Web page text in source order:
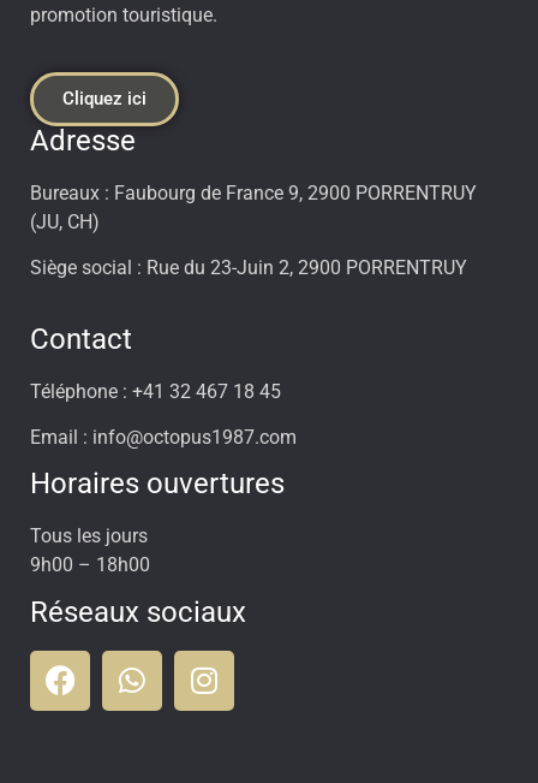
promotion touristique.
Cliquez ici
Adresse
Bureaux : Faubourg de France 9, 2900 PORRENTRUY
(JU, CH)
Siège social : Rue du 23-Juin 2, 2900 PORRENTRUY
Contact
Téléphone : +41 32 467 18 45
Email : info@octopus1987.com
Horaires ouvertures
Tous les jours
9h00 – 18h00
Réseaux sociaux